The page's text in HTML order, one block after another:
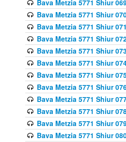
Bava Metzia 5771 Shiur
Bava Metzia 5771 Shiur
Bava Metzia 5771 Shiur
Bava Metzia 5771 Shiur
Bava Metzia 5771 Shiur
Bava Metzia 5771 Shiur
Bava Metzia 5771 Shiur
Bava Metzia 5771 Shiur
Bava Metzia 5771 Shiur
Bava Metzia 5771 Shiur
Bava Metzia 5771 Shiur
Bava Metzia 5771 Shiur